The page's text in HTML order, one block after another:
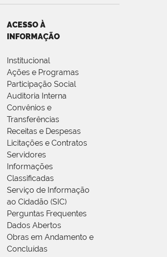
ACESSO À
INFORMAÇÃO
Institucional
Ações e Programas
Participação Social
Auditoria Interna
Convênios e
Transferências
Receitas e Despesas
Licitações e Contratos
Servidores
Informações
Classificadas
Serviço de Informação
ao Cidadão (SIC)
Perguntas Frequentes
Dados Abertos
Obras em Andamento e
Concluídas